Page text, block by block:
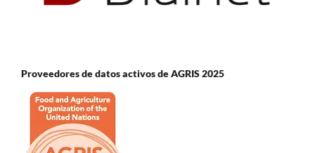
Proveedores de datos activos de AGRIS 2025